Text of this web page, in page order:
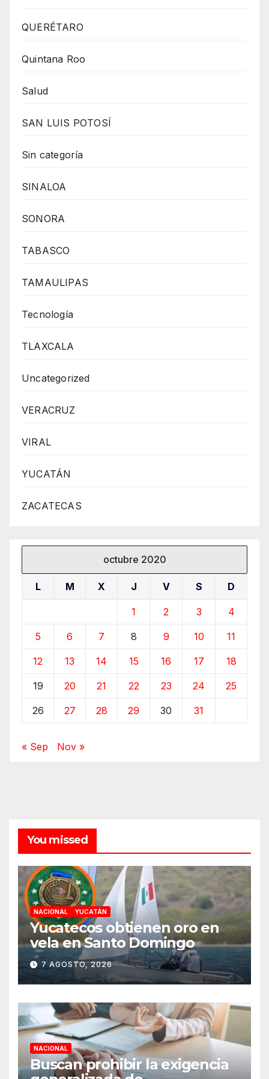
QUERÉTARO
Quintana Roo
Salud
SAN LUIS POTOSÍ
Sin categoría
SINALOA
SONORA
TABASCO
TAMAULIPAS
Tecnología
TLAXCALA
Uncategorized
VERACRUZ
VIRAL
YUCATÁN
ZACATECAS
octubre 2020
L M X J V S D
1 2 3 4
5 6 7 8 9 10 11
12 13 14 15 16 17 18
19 20 21 22 23 24 25
26 27 28 29 30 31
« Sep Nov »
You missed
NACIONAL YUCATÁN
Yucatecos obtienen oro en
vela en Santo Domingo
7 AGOSTO, 2026
NACIONAL
Buscan prohibir la exigencia